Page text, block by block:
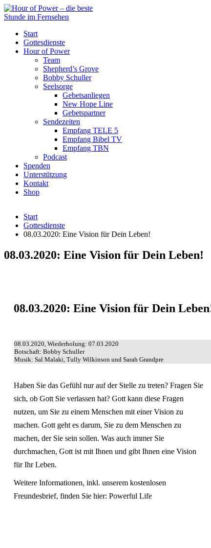
Start
Gottesdienste
Hour of Power
Team
Shepherd’s Grove
Bobby Schuller
Seelsorge
Gebetsanliegen
New Hope Line
Gebetspartner
Sendezeiten
Empfang TELE 5
Empfang Bibel TV
Empfang TBN
Podcast
Spenden
Unterstützung
Kontakt
Shop
Start
Gottesdienste
08.03.2020: Eine Vision für Dein Leben!
08.03.2020: Eine Vision für Dein Leben!
08.03.2020: Eine Vision für Dein
08.03.2020, Wiederholung: 07.03.2020
Botschaft: Bobby Schuller
Musik: Sal Malaki, Tully Wilkinson und Sarah Grandpre
Haben Sie das Gefühl nur auf der Stelle zu treten? Fragen Sie
sich, ob Gott Sie verlassen hat? Gott kann diese Fragen
nutzen, um Sie zu einem Menschen mit einer Vision zu
machen. Gott geht es darum, Sie zu dem Menschen zu
machen, der Sie sein sollen. Was auch immer Sie
durchmachen, Gott ist mit Ihnen und gibt Ihnen eine Vision
für Ihr Leben.
Weitere Informationen, inkl. unserem kostenlosen
Freundesbrief, finden Sie hier: Powerful Life